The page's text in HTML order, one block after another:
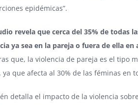
epidémicas”.
revela que cerca del 35% de todas
ya sea en la pareja o fuera de ella
que, la violencia de pareja es el tipo
ya que afecta al 30% de las féminas en
detalla el impacto de la violencia